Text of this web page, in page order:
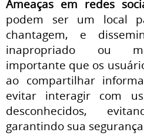
Ameaças em redes
podem ser um local
chantagem, e
inapropriado ou
importante que os
ao compartilhar
evitar interagir com
desconhecidos,
garantindo sua